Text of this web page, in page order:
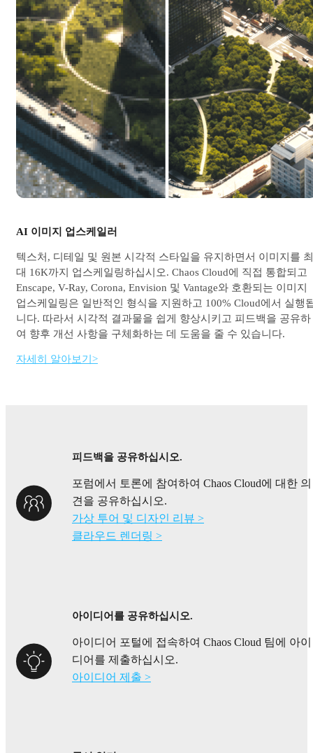
AI 이미지 업스케일러
텍스처, 디테일 및 원본 시각적 스타일을 유지하면서 이미지를 최
대 16K까지 업스케일링하십시오. Chaos Cloud에 직접 통합되고
Enscape, V-Ray, Corona, Envision 및 Vantage와 호환되는 이미지
업스케일링은 일반적인 형식을 지원하고 100% Cloud에서 실행
니다. 따라서 시각적 결과물을 쉽게 향상시키고 피드백을 공유하
여 향후 개선 사항을 구체화하는 데 도움을 줄 수 있습니다.
자세히 알아보기>
피드백을 공유하십시오.
포럼에서 토론에 참여하여 Chaos Cloud에 대한 의
견을 공유하십시오.
가상 투어 및 디자인 리뷰 >
클라우드 렌더링 >
아이디어를 공유하십시오.
아이디어 포털에 접속하여 Chaos Cloud 팀에 아이
디어를 제출하십시오.
아이디어 제출 >